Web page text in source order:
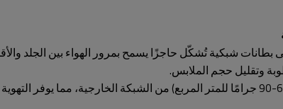
بطانات شبكية تُشكّل حاجزًا يسمح بمرور الهواء بين الجلد
وتقليل حجم الملابس.